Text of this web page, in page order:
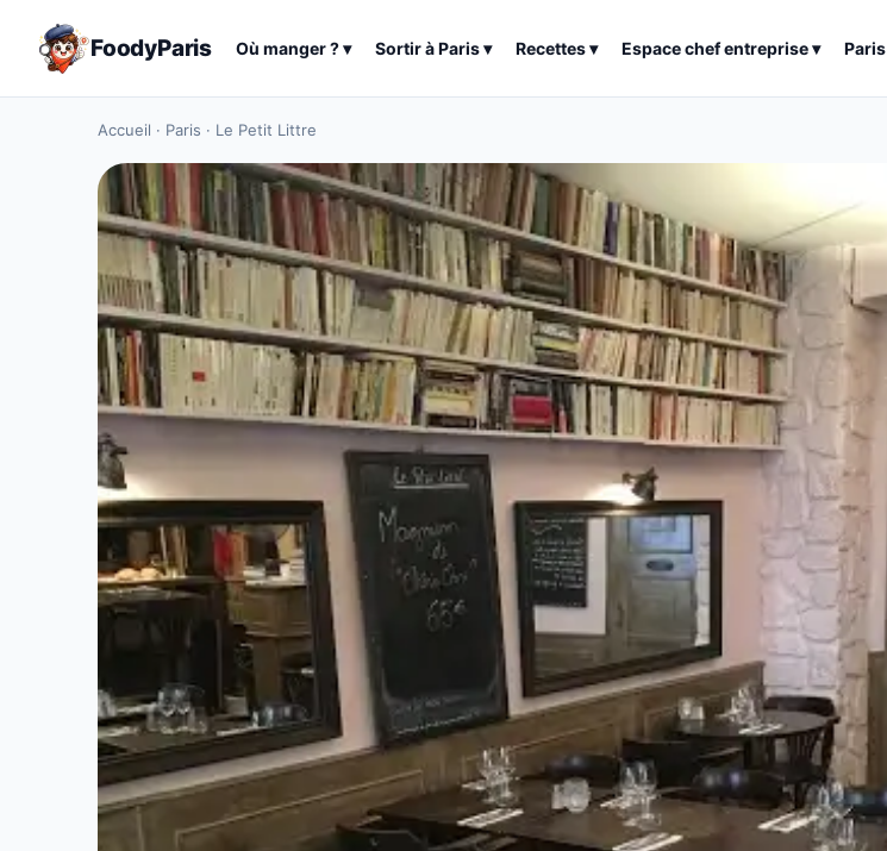
FoodyParis Où manger ?▾ Sortir àParis▾ Recettes▾ Espace chef entreprise▾ Paris
Accueil · Paris · Le Petit Littre